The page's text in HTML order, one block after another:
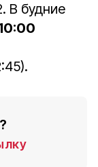
В будние